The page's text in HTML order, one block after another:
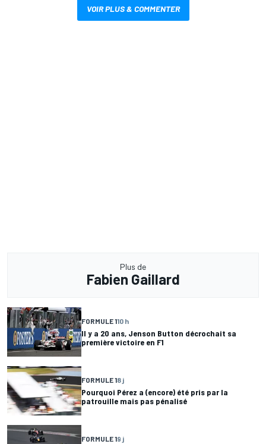
VOIR PLUS & COMMENTER
Plus de
Fabien Gaillard
FORMULE 110 h
Il y a 20 ans, Jenson Button décrochait sa
première victoire en F1
FORMULE 18 j
Pourquoi Pérez a (encore) été pris par la
patrouille mais pas pénalisé
FORMULE 19 j